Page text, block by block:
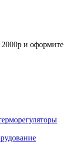
2000р и оформите